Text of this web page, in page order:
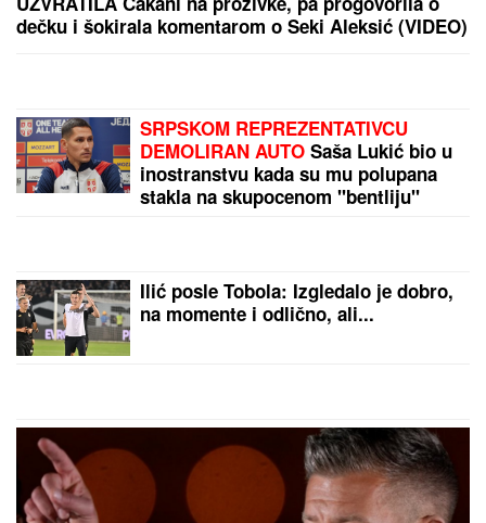
NOVA VAZDUŠNA STRATEGIJA NATO-a: Ove tri
unuka sa autizmom otišla da živi na
selo, pa morala da donese najtežu
odluku: "Postao je agresivan"